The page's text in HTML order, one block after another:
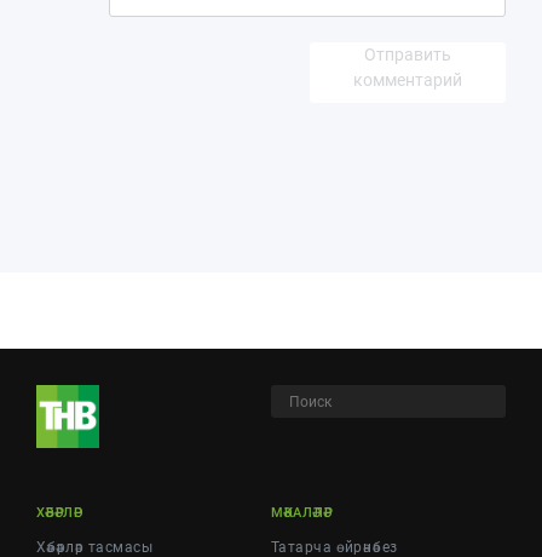
Отправить
комментарий
ХӘБӘРЛӘР
Хәбәрләр тасмасы
МӘКАЛӘЛӘР
Татарча өйрәнәбез